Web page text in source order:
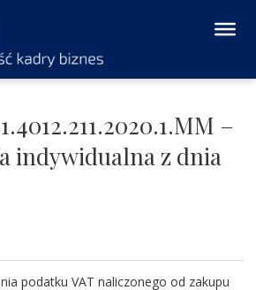
–
indywidualna z dnia
podatku VAT naliczonego od zakupu